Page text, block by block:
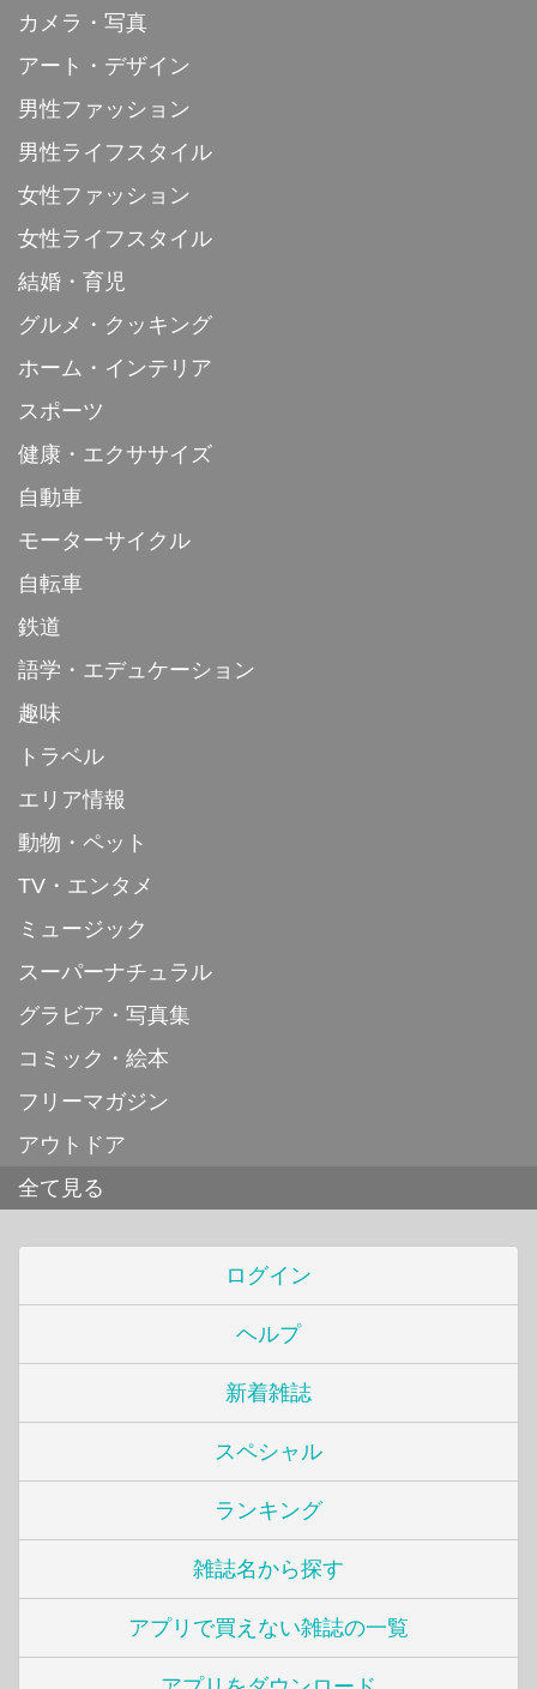
カメラ・写真
アート・デザイン
男性ファッション
男性ライフスタイル
女性ファッション
女性ライフスタイル
結婚・育児
グルメ・クッキング
ホーム・インテリア
スポーツ
健康・エクササイズ
自動車
モーターサイクル
自転車
鉄道
語学・エデュケーション
趣味
トラベル
エリア情報
動物・ペット
TV・エンタメ
ミュージック
スーパーナチュラル
グラビア・写真集
コミック・絵本
フリーマガジン
アウトドア
全て見る
ログイン
ヘルプ
新着雑誌
スペシャル
ランキング
雑誌名から探す
アプリで買えない雑誌の一覧